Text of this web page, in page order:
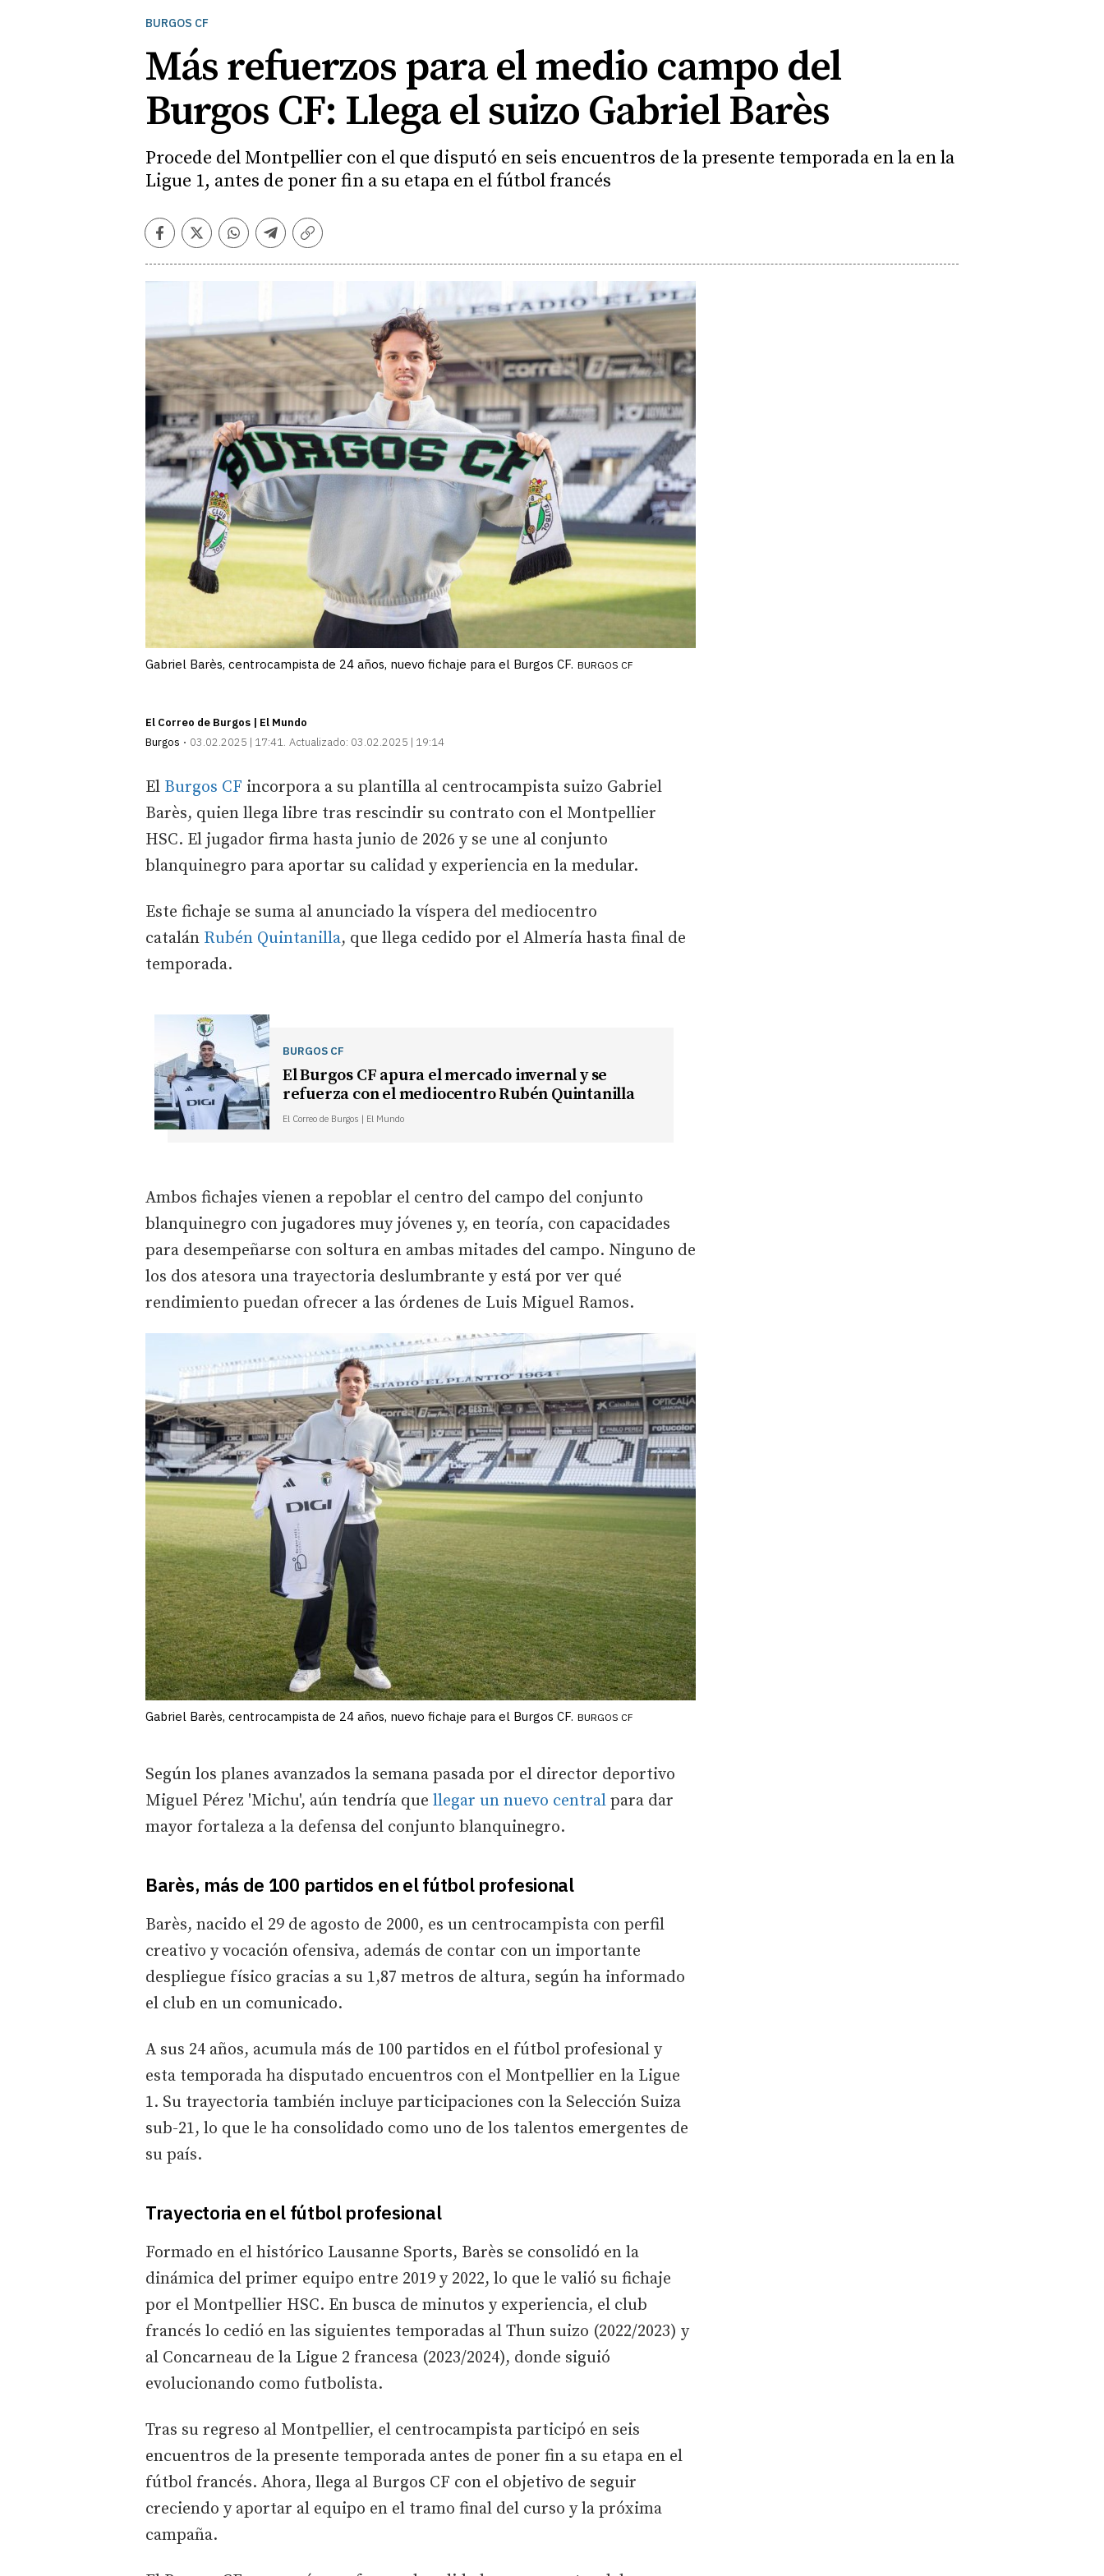
BURGOS CF
Más refuerzos para el medio campo del
Burgos CF: Llega el suizo Gabriel Barès
Procede del Montpellier con el que disputó en seis encuentros de la presente temporada en la en la
Ligue 1, antes de poner fin a su etapa en el fútbol francés
Facebook
TwitterWhatsapp
Telegram
Copiar
Gabriel Barès, centrocampista de 24 años, nuevo fichaje para el Burgos CF. BURGOS CF
El Correo de Burgos | El Mundo
Burgos
03.02.2025 | 17:41 Actualizado: 03.02.2025 | 19:14
El Burgos CF incorpora a su plantilla al centrocampista suizo Gabriel
Barès, quien llega libre tras rescindir su contrato con el Montpellier
HSC. El jugador firma hasta junio de 2026 y se une al conjunto
blanquinegro para aportar su calidad y experiencia en la medular.
Este fichaje se suma al anunciado la víspera del mediocentro
catalán Rubén Quintanilla, que llega cedido por el Almería hasta final de
temporada.
BURGOS CF
El Burgos CF apura el mercado invernal y se
refuerza con el mediocentro Rubén Quintanilla
El Correo de Burgos | El Mundo
Ambos fichajes vienen a repoblar el centro del campo del conjunto
blanquinegro con jugadores muy jóvenes y, en teoría, con capacidades
para desempeñarse con soltura en ambas mitades del campo. Ninguno de
los dos atesora una trayectoria deslumbrante y está por ver qué
rendimiento puedan ofrecer a las órdenes de Luis Miguel Ramos.
Gabriel Barès, centrocampista de 24 años, nuevo fichaje para el Burgos CF. BURGOS CF
Según los planes avanzados la semana pasada por el director deportivo
Miguel Pérez 'Michu', aún tendría que llegar un nuevo central para dar
mayor fortaleza a la defensa del conjunto blanquinegro.
Barès, más de 100 partidos en el fútbol profesional
Barès, nacido el 29 de agosto de 2000, es un centrocampista con perfil
creativo y vocación ofensiva, además de contar con un importante
despliegue físico gracias a su 1,87 metros de altura, según ha informado
el club en un comunicado.
A sus 24 años, acumula más de 100 partidos en el fútbol profesional y
esta temporada ha disputado encuentros con el Montpellier en la Ligue
1. Su trayectoria también incluye participaciones con la Selección Suiza
sub-21, lo que le ha consolidado como uno de los talentos emergentes de
su país.
Trayectoria en el fútbol profesional
Formado en el histórico Lausanne Sports, Barès se consolidó en la
dinámica del primer equipo entre 2019 y 2022, lo que le valió su fichaje
por el Montpellier HSC. En busca de minutos y experiencia, el club
francés lo cedió en las siguientes temporadas al Thun suizo (2022/2023) y
al Concarneau de la Ligue 2 francesa (2023/2024), donde siguió
evolucionando como futbolista.
Tras su regreso al Montpellier, el centrocampista participó en seis
encuentros de la presente temporada antes de poner fin a su etapa en el
fútbol francés. Ahora, llega al Burgos CF con el objetivo de seguir
creciendo y aportar al equipo en el tramo final del curso y la próxima
campaña.